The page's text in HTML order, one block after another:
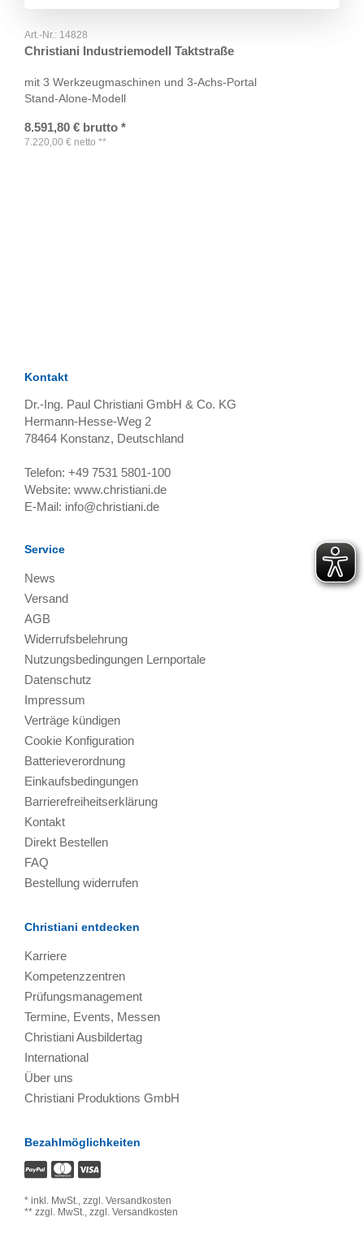
Art.-Nr.: 14828
Christiani Industriemodell Taktstraße
mit 3 Werkzeugmaschinen und 3-Achs-Portal
Stand-Alone-Modell
8.591,80 € brutto *
7.220,00 € netto **
Kontakt
Dr.-Ing. Paul Christiani GmbH & Co. KG
Hermann-Hesse-Weg 2
78464 Konstanz, Deutschland
Telefon: +49 7531 5801-100
Website: www.christiani.de
E-Mail: info@christiani.de
Service
News
Versand
AGB
Widerrufsbelehrung
Nutzungsbedingungen Lernportale
Datenschutz
Impressum
Verträge kündigen
Cookie Konfiguration
Batterieverordnung
Einkaufsbedingungen
Barrierefreiheitserklärung
Kontakt
Direkt Bestellen
FAQ
Bestellung widerrufen
Christiani entdecken
Karriere
Kompetenzzentren
Prüfungsmanagement
Termine, Events, Messen
Christiani Ausbildertag
International
Über uns
Christiani Produktions GmbH
Bezahlmöglichkeiten
* inkl. MwSt., zzgl. Versandkosten
** zzgl. MwSt., zzgl. Versandkosten